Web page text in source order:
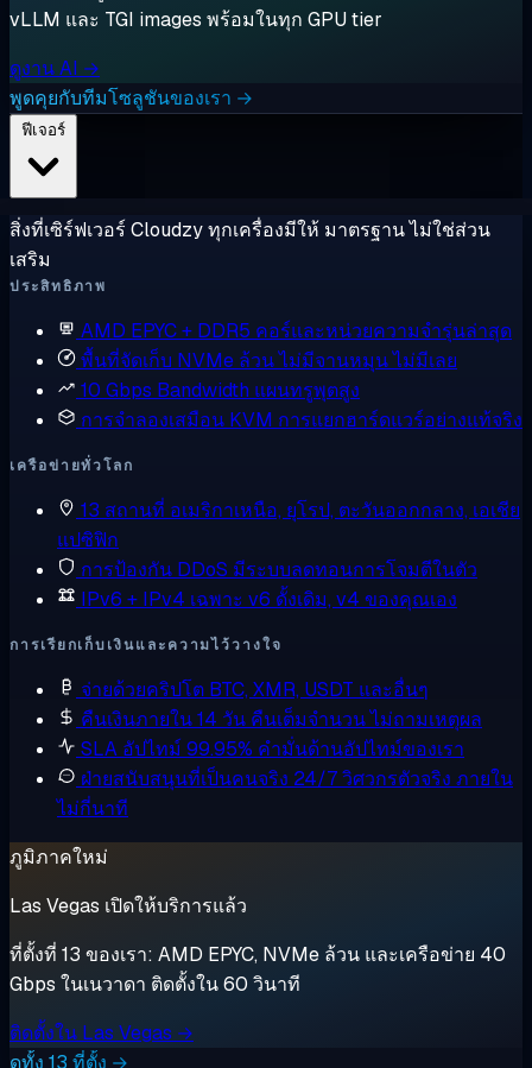
vLLM และ TGI images พร้อมในทุก GPU tier
ดูงาน AI →
พูดคุยกับทีมโซลูชันของเรา →
สิ่งที่เซิร์ฟเวอร์ Cloudzy ทุกเครื่องมีให้ มาตรฐาน ไม่ใช่ส่วน
เสริม
ประสิทธิภาพ
AMD EPYC + DDR5 คอร์และหน่วยความจำรุ่นล่าสุด
พื้นที่จัดเก็บ NVMe ล้วนไม่มีจานหมุน ไม่มีเลย
10 Gbps Bandwidth แผนทรูพุตสูง
การจำลองเสมือน KVM การแยกฮาร์ดแวร์อย่างแท้จริง
เครือข่ายทั่วโลก
13 สถานที่ อเมริกาเหนือ, ยุโรป, ตะวันออกกลาง, เอเชีย
แปซิฟิก
การป้องกัน DDoS มีระบบลดทอนการโจมตีในตัว
IPv6 + IPv4 เฉพาะ v6 ดั้งเดิม, v4 ของคุณเอง
การเรียกเก็บเงินและความไว้วางใจ
จ่ายด้วยคริปโต BTC, XMR, USDT และอื่นๆ
คืนเงินภายใน 14 วัน คืนเต็มจำนวน ไม่ถามเหตุผล
SLA อัปไทม์ 99.95% คำมั่นด้านอัปไทม์ของเรา
ฝ่ายสนับสนุนที่เป็นคนจริง 24/7วิศวกรตัวจริง ภายใน
ไม่กี่นาที
ภูมิภาคใหม่
Las Vegas เปิดให้บริการแล้ว
ที่ตั้งที่ 13 ของเรา: AMD EPYC, NVMe ล้วน และเครือข่าย 40
Gbps ในเนวาดา ติดตั้งใน 60 วินาที
ติดตั้งใน Las Vegas →
ดูทั้ง 13 ที่ตั้ง →